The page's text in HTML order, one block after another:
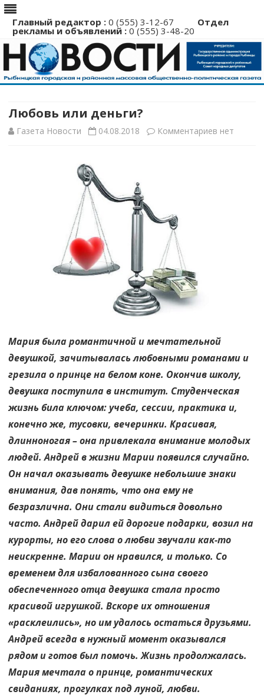
Главный редактор : 0 (555) 3-12-67 Отдел
рекламы и объявлений : 0 (555) 3-48-20
Перейти
содержимому
Любовь или деньги?
Газета Новости 04.08.2018 Комментариев кнет
Мария была романтичной и мечтательной
девушкой, зачитывалась любовными романами и
грезила о принце на белом коне. Окончив школу,
девушка поступила в институт. Студенческая
жизнь била ключом: учеба, сессии, практика и,
конечно же, тусовки, вечеринки. Красивая,
длинноногая – она привлекала внимание молодых
людей. Андрей в жизни Марии появился случайно.
Он начал оказывать девушке небольшие знаки
внимания, дав понять, что она ему не
безразлична. Они стали видиться довольно
часто. Андрей дарил ей дорогие подарки, возил на
курорты, но его слова о любви звучали как-то
неискренне. Марии он нравился, и только. Со
временем для избалованного сына своего
обеспеченного отца девушка стала просто
красивой игрушкой. Вскоре их отношения
«расклеились», но им удалось остаться друзьями.
Андрей всегда в нужный момент оказывался
рядом и готов был помочь. Жизнь продолжалась.
Мария мечтала о принце, романтических
свиданиях, прогулках под луной, любви.